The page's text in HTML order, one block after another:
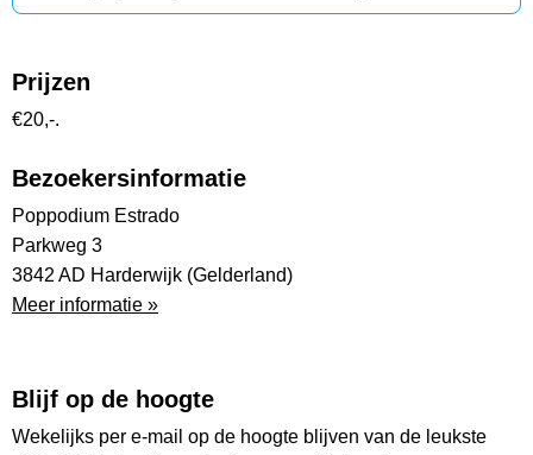
Prijzen
€20,-.
Bezoekersinformatie
Poppodium Estrado
Parkweg 3
3842 AD Harderwijk (Gelderland)
Meer informatie »
Blijf op de hoogte
Wekelijks per e-mail op de hoogte blijven van de leukste